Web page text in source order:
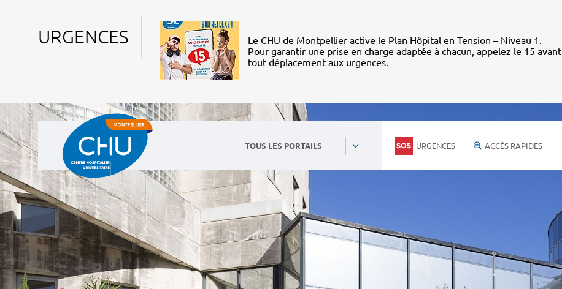
URGENCES
Le CHU de Montpellier active le Plan Hôpital en Tension – Niveau 1.
Pour garantir une prise en charge adaptée à chacun, appelez le 15 avant
tout déplacement aux urgences.
TOUS LES PORTAILS URGENCES ACCÈS RAPIDES